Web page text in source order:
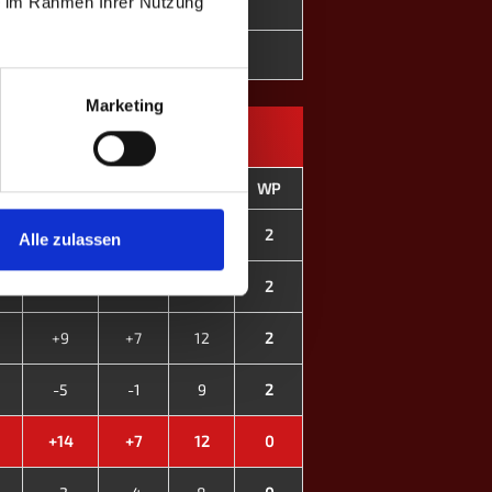
Marketing
Alle zulassen
-
CD GP MP WP
+62 2
2
+9 +7 12 2
-5 -1 9 2
+14 +7 12 0